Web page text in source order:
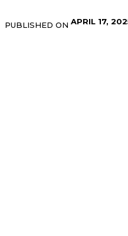
PUBLISHED ON APRIL 17,